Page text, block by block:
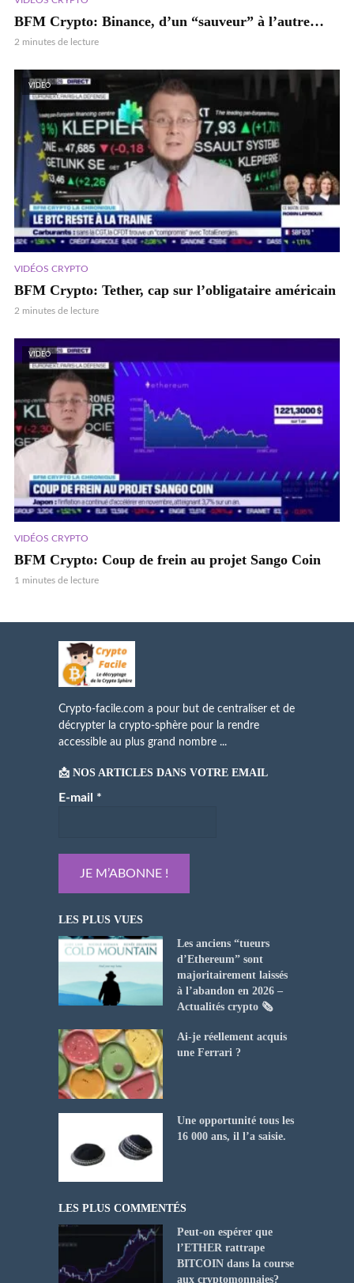
BFM Crypto: Binance, d’un “sauveur” à l’autre…
2 minutes de lecture
VIDEO
VIDÉOS CRYPTO
BFM Crypto: Tether, cap sur l’obligataire américain
2 minutes de lecture
VIDEO
VIDÉOS CRYPTO
BFM Crypto: Coup de frein au projet Sango Coin
1 minutes de lecture
Crypto-facile.com a pour but de centraliser et de
décrypter la crypto-sphère pour la rendre
accessible au plus grand nombre ...
📩 NOS ARTICLES DANS VOTRE EMAIL
E-mail *
LES PLUS VUES
Les anciens “tueurs
d’Ethereum” sont
majoritairement laissés
à l’abandon en 2026 –
Actualités crypto 🗞️
Ai-je réellement acquis
une Ferrari ?
Une opportunité tous les
16 000 ans, il l’a saisie.
LES PLUS COMMENTÉS
Peut-on espérer que
l’ETHER rattrape
BITCOIN dans la course
aux cryptomonnaies?